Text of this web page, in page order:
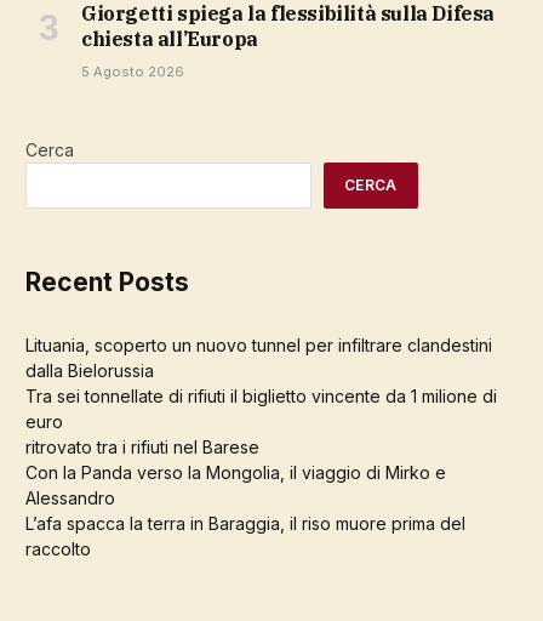
Giorgetti spiega la flessibilità sulla Difesa
chiesta all’Europa
5 Agosto 2026
Cerca
CERCA
Recent Posts
Lituania, scoperto un nuovo tunnel per infiltrare clandestini
dalla Bielorussia
Tra sei tonnellate di rifiuti il biglietto vincente da 1 milione di
euro
ritrovato tra i rifiuti nel Barese
Con la Panda verso la Mongolia, il viaggio di Mirko e
Alessandro
L’afa spacca la terra in Baraggia, il riso muore prima del
raccolto